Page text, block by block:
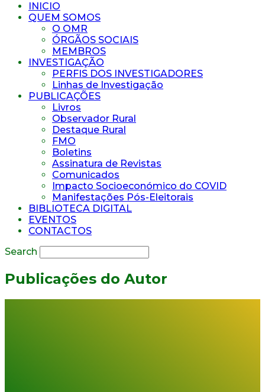
INICIO
QUEM SOMOS
O OMR
ÓRGÃOS SOCIAIS
MEMBROS
INVESTIGAÇÃO
PERFIS DOS INVESTIGADORES
Linhas de Investigação
PUBLICAÇÕES
Livros
Observador Rural
Destaque Rural
FMO
Boletins
Assinatura de Revistas
Comunicados
Impacto Socioeconómico do COVID
Manifestações Pós-Eleitorais
BIBLIOTECA DIGITAL
EVENTOS
CONTACTOS
Search
Publicações do Autor